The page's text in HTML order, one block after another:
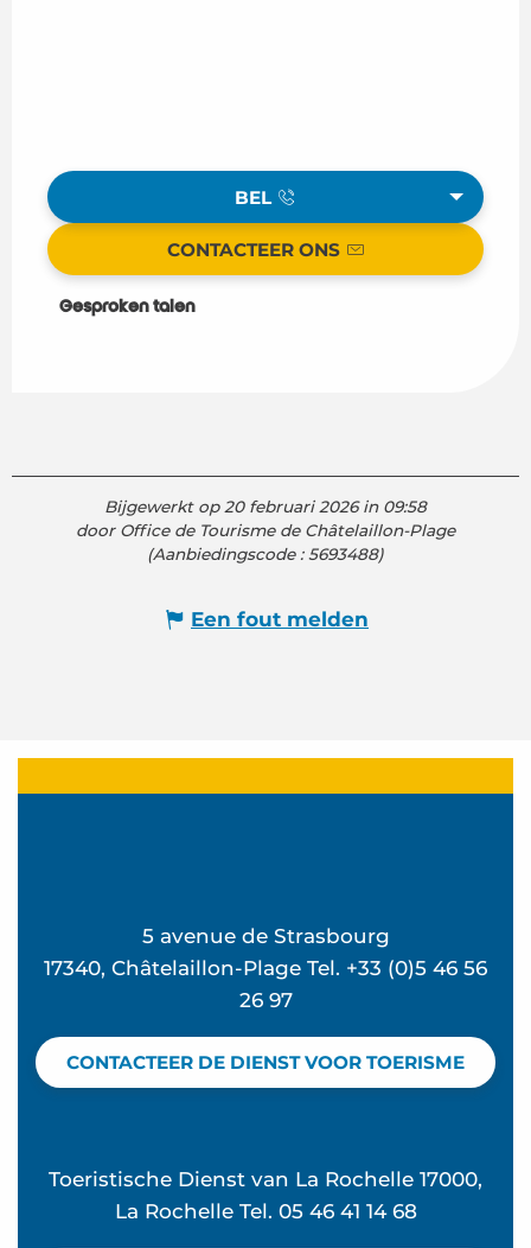
BEL
CONTACTEER ONS
Gesproken talen
Gesproken talen
Bijgewerkt op 20 februari 2026 in 09:58
door Office de Tourisme de Châtelaillon-Plage
(Aanbiedingscode :5693488)
Een fout melden
5 avenue de Strasbourg
17340, Châtelaillon-Plage Tel. +33 (0)5 46 56
26 97
CONTACTEER DE DIENST VOOR TOERISME
Toeristische Dienst van La Rochelle 17000,
La Rochelle Tel. 05 46 41 14 68